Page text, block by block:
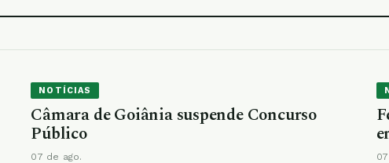
NOTÍCIAS
Câmara de Goiânia suspende Concurso
Público
07 de ago.